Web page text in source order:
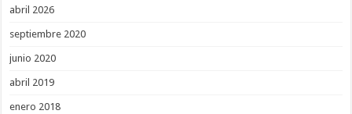
abril 2026
septiembre 2020
junio 2020
abril 2019
enero 2018